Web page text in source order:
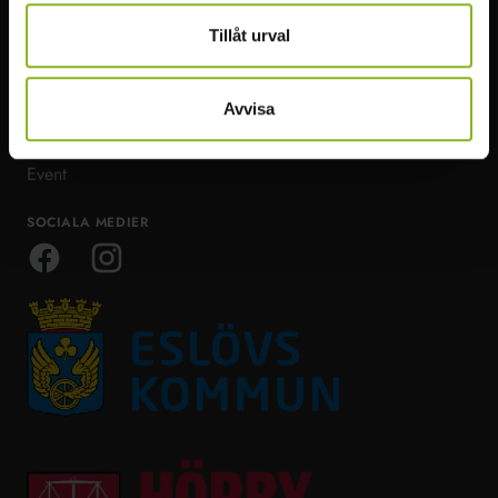
Tillåt urval
Avvisa
Mat & dryck
Restips
Event
Bra att veta
Ta dig runt
Om Visit Mittskåne
SOCIALA MEDIER
Facebook